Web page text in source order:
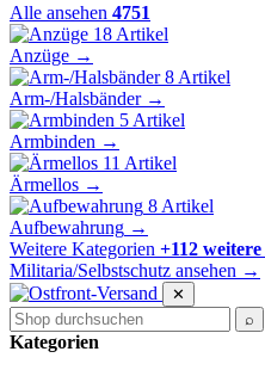
Alle ansehen 4751
18 Artikel
Anzüge →
8 Artikel
Arm-/Halsbänder →
5 Artikel
Armbinden →
11 Artikel
Ärmellos →
8 Artikel
Aufbewahrung →
Weitere Kategorien +112 weitere
Militaria/Selbstschutz ansehen →
✕
⌕
Kategorien